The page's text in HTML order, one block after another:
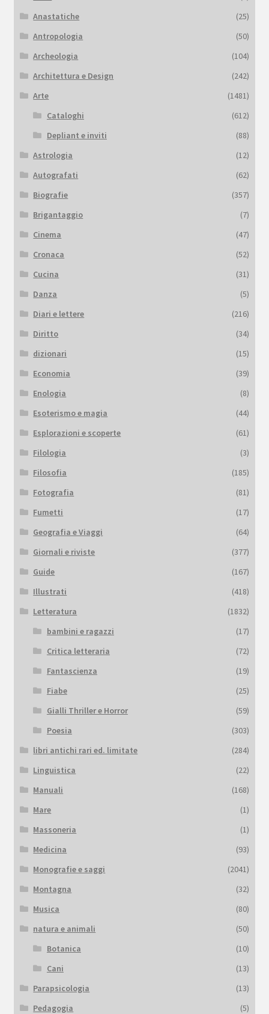
Anastatiche
(25)
Antropologia
(50)
Archeologia
(104)
Architettura e Design
(242)
Arte
(1481)
Cataloghi
(612)
Depliant e inviti
(88)
Astrologia
(12)
Autografati
(62)
Biografie
(357)
Brigantaggio
(7)
Cinema
(47)
Cronaca
(52)
Cucina
(31)
Danza
(5)
Diari e lettere
(216)
Diritto
(34)
dizionari
(15)
Economia
(39)
Enologia
(8)
Esoterismo e magia
(44)
Esplorazioni e scoperte
(61)
Filologia
(3)
Filosofia
(185)
Fotografia
(81)
Fumetti
(17)
Geografia e Viaggi
(64)
Giornali e riviste
(377)
Guide
(167)
Illustrati
(418)
Letteratura
(1832)
bambini e ragazzi
(17)
Critica letteraria
(72)
Fantascienza
(19)
Fiabe
(25)
Gialli Thriller e Horror
(59)
Poesia
(303)
libri antichi rari ed. limitate
(284)
Linguistica
(22)
Manuali
(168)
Mare
(1)
Massoneria
(1)
Medicina
(93)
Monografie e saggi
(2041)
Montagna
(32)
Musica
(80)
natura e animali
(50)
Botanica
(10)
Cani
(13)
Parapsicologia
(13)
Pedagogia
(5)